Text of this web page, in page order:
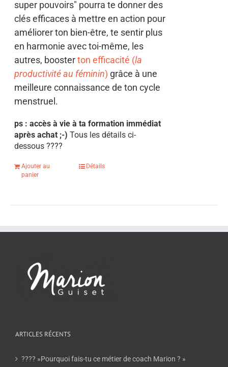
super pouvoirs" pourra te donner des
clés efficaces à mettre en action pour
améliorer ton bien-être, te sentir plus
en harmonie avec toi-même, les
autres, boosterton efficacité (la
productivité au féminin) grâce à une
meilleure connaissance de ton cycle
menstruel.
ps : accès à vie à ta formation immédiat
après achat ;-)Tous les détails ci-
dessous????
Ajouter au
panier
Détails
ARTICLES RÉCENTS
???? »Pourquoi fais-tu ce métier de coach Marion ? »